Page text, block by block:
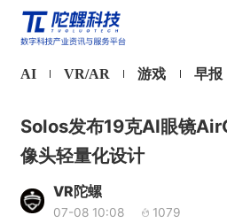
AI VR/AR 游戏 早报
Solos发布19克AI眼镜
像头轻量化设计
VR陀螺
07-08 10:08 1079